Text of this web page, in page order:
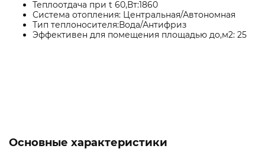
Теплоотдача при t 60,Вт:1860
Система отопления: Центральная/Автономная
Тип теплоносителя:Вода/Антифриз
Эффективен для помещения площадью до,м2: 25
Основные характеристики